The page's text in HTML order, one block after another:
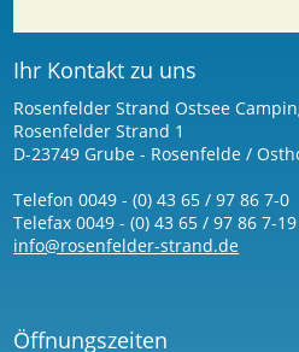
Ihr Kontakt zu uns
Rosenfelder Strand Ostsee
Rosenfelder Strand 1
D-23749 Grube - Rosenfelde /
Telefon 0049 - (0) 43 65 / 97 86 7-0
Telefax 0049 - (0) 43 65 / 97 86 7-19
info@rosenfelder-strand.de
Öffnungszeiten